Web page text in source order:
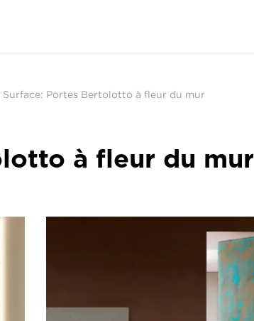
Surface: Portes Bertolotto à fleur du mur
à fleur du mur